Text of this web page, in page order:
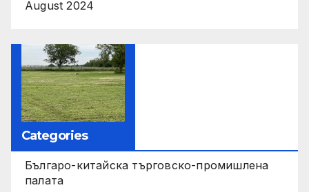
August 2024
Categories
Българо-китайска търговско-промишлена
палата